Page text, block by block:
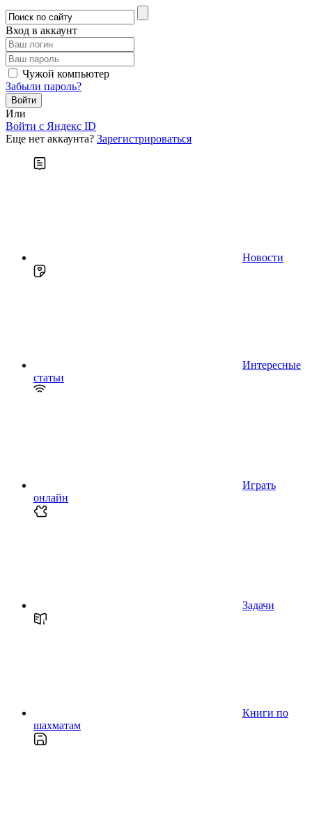
Вход в аккаунт
Чужой компьютер
Забыли пароль?
Или
Войти c Яндекс ID
Еще нет аккаунта? Зарегистрироваться
Новости
Интересные
статьи
Играть
онлайн
Задачи
Книги по
шахматам